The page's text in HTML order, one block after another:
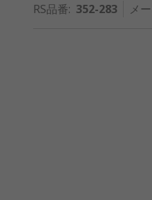
RS品番: 352-283 メ